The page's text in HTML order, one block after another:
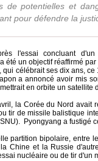
de potentielles et
pour défendre la
l'essai concluant
été un objectif réaffirmé
qui célébrait ses dix ans,
a annoncé avoir mis
en orbite un satellite
la Corée du Nord avait
tir de missile balistique
Pyongyang a fustigé
partition bipolaire, entre
Chine et la Russie
nucléaire ou de tir d'un